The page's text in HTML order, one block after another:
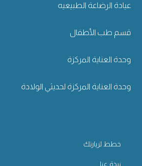
عيادة الرضاعة الطبيعيه
قسم طب الأطفال
وحدة العناية المركزة
وحدة العناية المركزة لحديثي الولادة
خطط لزيارتك
نبذة عنا